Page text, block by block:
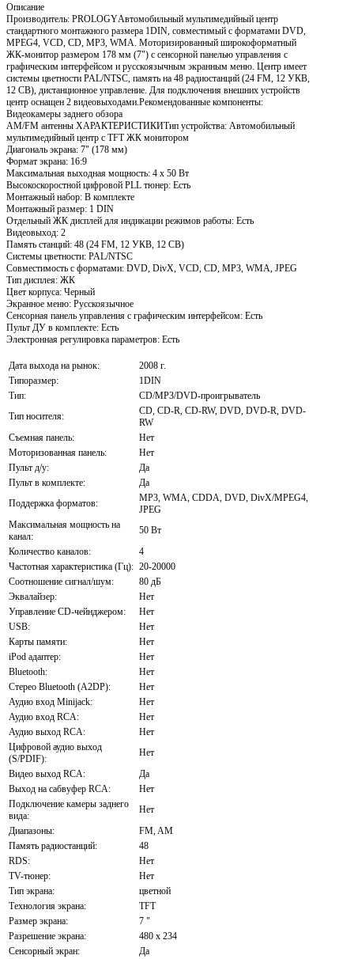
Описание
Производитель: PROLOGYАвтомобильный мультимедийный центр
стандартного монтажного размера 1DIN, совместимый с форматами DVD,
MPEG4, VCD, CD, MP3, WMA. Моторизированный широкоформатный
ЖК-монитор размером 178 мм (7") с сенсорной панелью управления с
графическим интерфейсом и русскоязычным экранным меню. Центр имеет
системы цветности PAL/NTSC, память на 48 радиостанций (24 FM, 12 УКВ,
12 СВ), дистанционное управление. Для подключения внешних устройств
центр оснащен 2 видеовыходами.Рекомендованные компоненты:
Видеокамеры заднего обзора
AM/FM антенны ХАРАКТЕРИСТИКИТип устройства: Автомобильный
мультимедийный центр с TFT ЖК монитором
Диагональ экрана: 7" (178 мм)
Формат экрана: 16:9
Максимальная выходная мощность: 4 х 50 Вт
Высокоскоростной цифровой PLL тюнер: Есть
Монтажный набор: В комплекте
Монтажный размер: 1 DIN
Отдельный ЖК дисплей для индикации режимов работы: Есть
Видеовыход: 2
Память станций: 48 (24 FM, 12 УКВ, 12 СВ)
Системы цветности: PAL/NTSC
Совместимость с форматами: DVD, DivX, VCD, CD, MP3, WMA, JPEG
Тип дисплея: ЖК
Цвет корпуса: Черный
Экранное меню: Русскоязычное
Сенсорная панель управления с графическим интерфейсом: Есть
Пульт ДУ в комплекте: Есть
Электронная регулировка параметров: Есть
Дата выхода на рынок:
2008 г.
Типоразмер:
1DIN
Тип:
СD/MP3/DVD-проигрыватель
Тип носителя:
CD, CD-R, CD-RW, DVD, DVD-R, DVD-
RW
Съемная панель:
Нет
Моторизованная панель:
Нет
Пульт д/у:
Да
Пульт в комплекте:
Да
Поддержка форматов:
MP3, WMA, CDDA, DVD, DivX/MPEG4,
JPEG
Максимальная мощность на
канал:
50 Вт
Количество каналов:
4
Частотная характеристика (Гц): 20-20000
Соотношение сигнал/шум:
80 дБ
Эквалайзер:
Нет
Управление CD-чейнджером:
Нет
USB:
Нет
Карты памяти:
Нет
iPod адаптер:
Нет
Bluetooth:
Нет
Стерео Bluetooth (A2DP):
Нет
Аудио вход Minijack:
Нет
Аудио вход RCA:
Нет
Аудио выход RCA:
Нет
Цифровой аудио выход
(S/PDIF):
Нет
Видео выход RCA:
Да
Выход на сабвуфер RCA:
Нет
Подключение камеры заднего
вида:
Нет
Диапазоны:
FM, AM
Память радиостанций:
48
RDS:
Нет
TV-тюнер:
Нет
Тип экрана:
цветной
Технология экрана:
TFT
Размер экрана:
7 "
Разрешение экрана:
480 x 234
Сенсорный экран:
Да